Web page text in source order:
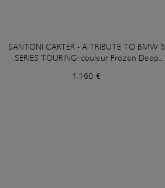
SANTONI CARTER - A TRIBUTE TO BMW 5
SERIES TOURING: couleur Frozen Deep
1.160 €